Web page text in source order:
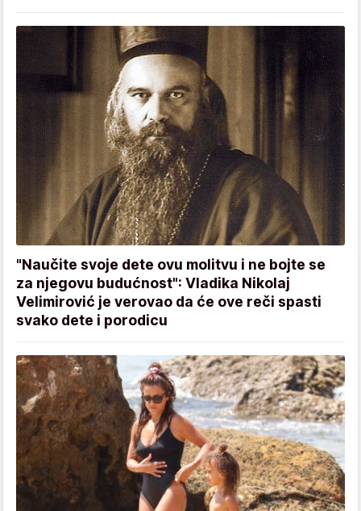
"Naučite svoje dete ovu molitvu i ne bojte se
za njegovu budućnost": Vladika Nikolaj
Velimirović je verovao da će ove reči spasti
svako dete i porodicu